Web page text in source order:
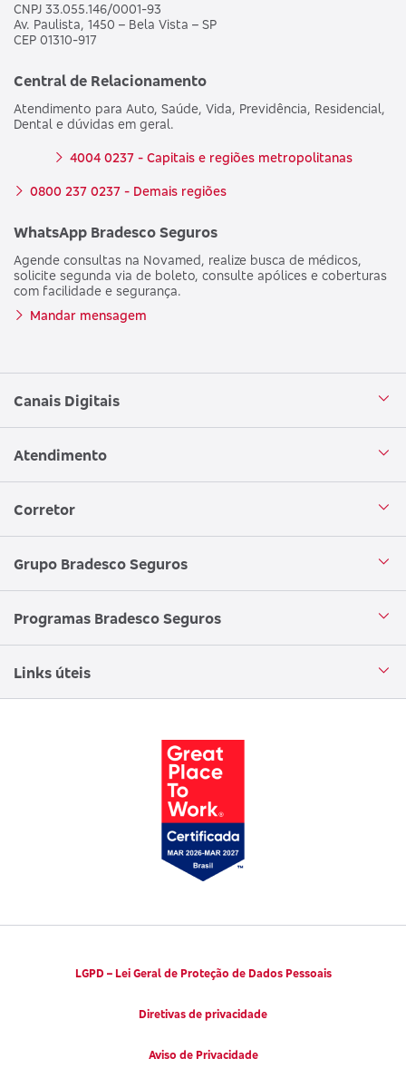
CNPJ 33.055.146/0001-93
Av. Paulista, 1450 – Bela Vista – SP
CEP 01310-917
Central de Relacionamento
Atendimento para Auto, Saúde, Vida, Previdência, Residencial,
Dental e dúvidas em geral.
4004 0237 - Capitais e regiões metropolitanas
0800 237 0237 - Demais regiões
WhatsApp Bradesco Seguros
Agende consultas na Novamed, realize busca de médicos,
solicite segunda via de boleto, consulte apólices e coberturas
com facilidade e segurança.
Mandar mensagem
Canais Digitais
Aplicativo Bradesco Seguros
WhatsApp
Clube de Vantagens
Atendimento
Central de Atendimento
SAC Bradesco Seguros
Canal de Denúncias
Corretor
Seja um corretor
Aplicativo corretor
Grupo Bradesco Seguros
Conheça o Grupo Bradesco Seguros
Trabalhe conosco
Códigos de Conduta Ética
Programas Bradesco Seguros
Circuito Cultural
Links úteis
LGPD – Lei Geral de Proteção de Dados Pessoais
Diretivas de privacidade
Aviso de Privacidade